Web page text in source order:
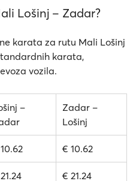
Lošinj – Zadar?
karata za rutu Mali Lošinj
karata,
vozila.
–
Zadar –
Lošinj
€ 10.62
€ 21.24